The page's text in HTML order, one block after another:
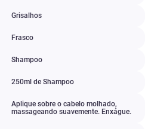
Grisalhos
Frasco
Shampoo
250ml de Shampoo
Aplique sobre o cabelo molhado,
massageando suavemente. Enxágue.